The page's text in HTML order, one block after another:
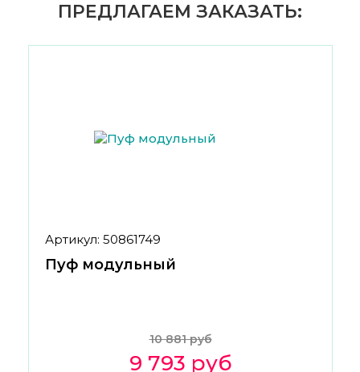
ПРЕДЛАГАЕМ ЗАКАЗАТЬ:
Артикул: 50861749
Пуф модульный
10 881 руб
9 793 руб